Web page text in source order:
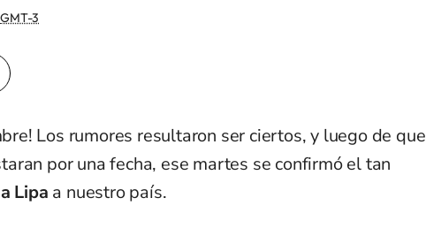
GMT-3
Los rumores resultaron ser ciertos, y luego de que
por una fecha, ese martes se confirmó el tan
Lipa a nuestro país.